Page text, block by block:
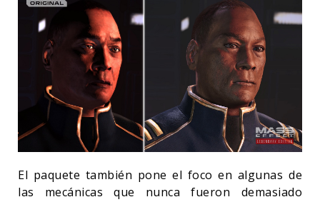
El paquete también pone el foco en algunas de
las mecánicas que nunca fueron demasiado